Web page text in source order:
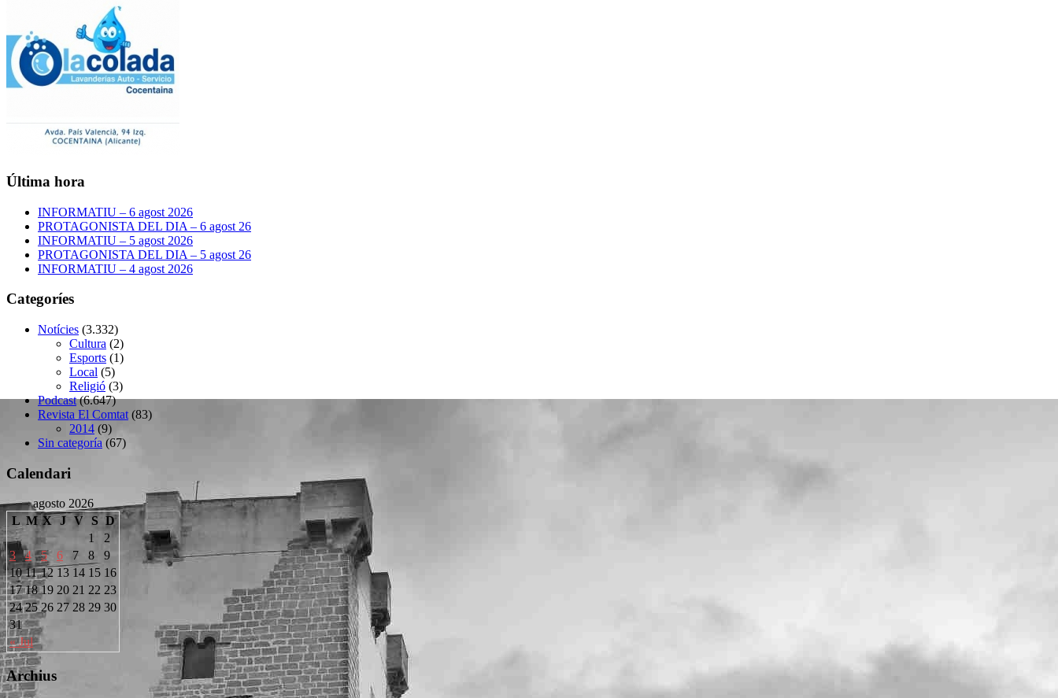
Última hora
INFORMATIU – 6 agost 2026
PROTAGONISTA DEL DIA – 6 agost 26
INFORMATIU – 5 agost 2026
PROTAGONISTA DEL DIA – 5 agost 26
INFORMATIU – 4 agost 2026
Categoríes
Notícies (3.332)
Cultura (2)
Esports (1)
Local (5)
Religió (3)
Podcast(6.647)
Revista El Comtat (83)
2014 (9)
Sin categoría (67)
Calendari
agosto 2026
L M X J V S D
« Jul
1
2
3
4 5 6 7 8
9
10 11 12 13 14 15 16
17 18 19 20 21 22 23
24 25 26 27 28 29 30
31
Archius